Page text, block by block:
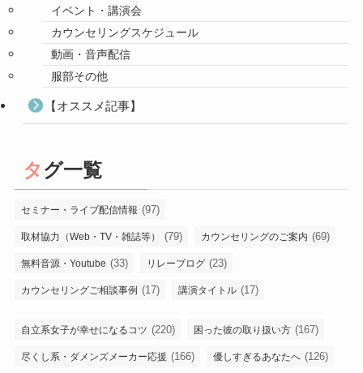
イベント・講演会
カウンセリングスケジュール
動画・音声配信
服部その他
【オススメ記事】
タグ一覧
セミナー・ライブ配信情報 (97)
取材協力（Web・TV・雑誌等） (79) カウンセリングのご案内 (69)
無料音源・Youtube (33) リレーブログ (23)
カウンセリングご相談事例 (17) 講演タイトル (17)
自立系女子が幸せになるコツ (220) 困った彼の取り扱い方 (167)
尽くし系・ダメンズメーカー応援 (166) 優しすぎるあなたへ (126)